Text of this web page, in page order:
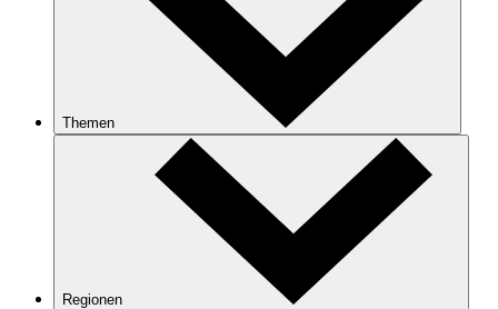
Themen
Regionen